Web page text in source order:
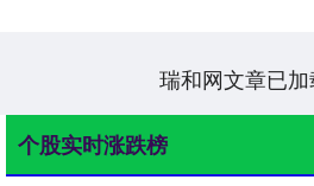
瑞和网文章已
个股实时涨跌榜